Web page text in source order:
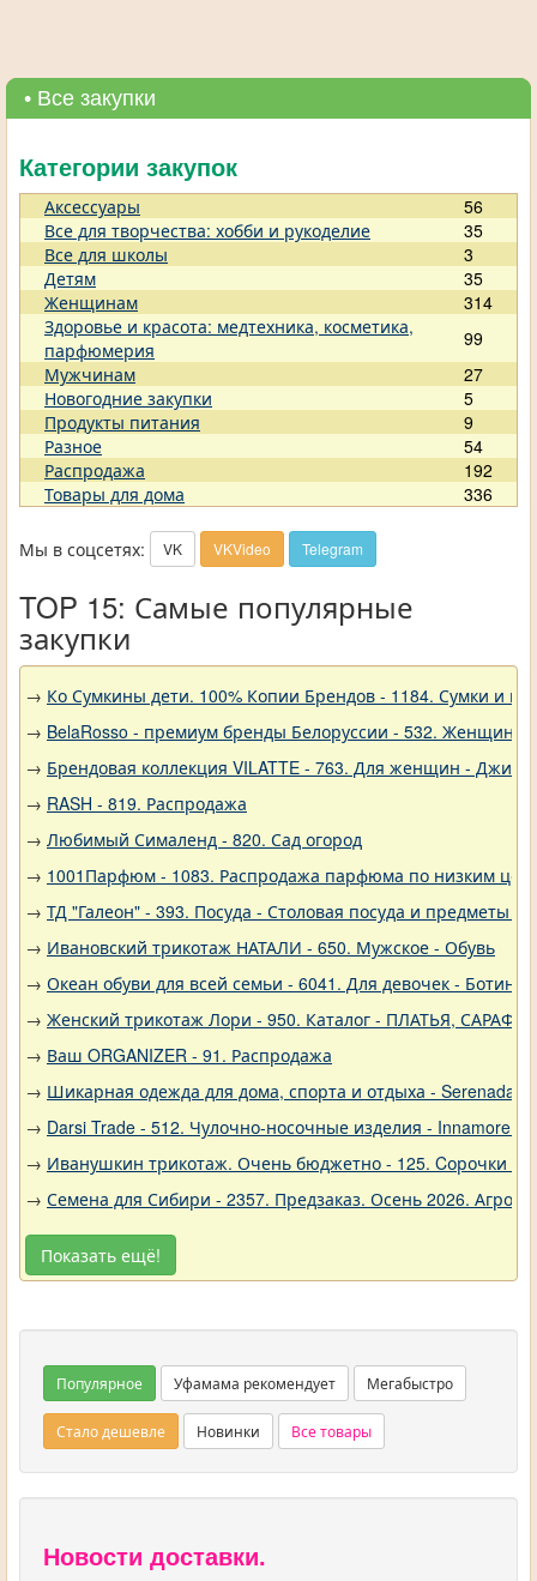
• Все закупки
Категории закупок
Аксессуары
56
Все для творчества: хобби и рукоделие
35
Все для школы
3
Детям
35
Женщинам
314
Здоровье и красота: медтехника, косметика,
парфюмерия
99
Мужчинам
27
Новогодние закупки
5
Продукты питания
9
Разное
54
Распродажа
192
Товары для дома
336
Мы в соцсетях: VK VKVideo Telegram
TOP 15: Самые популярные
закупки
→ Ко Сумкины дети. 100% Копии Брендов - 1184. Сумки и
→ BelaRosso - премиум бренды Белоруссии - 532.
→ Брендовая коллекция VILATTE - 763. Для женщин -
→ RASH - 819. Распродажа
→ Любимый Сималенд - 820. Сад огород
→ 1001Парфюм - 1083. Распродажа парфюма по низким
→ ТД "Галеон" - 393. Посуда - Столовая посуда и предметы
→ Ивановский трикотаж НАТАЛИ - 650. Мужское - Обувь
→ Океан обуви для всей семьи - 6041. Для девочек - Ботинки
→ Женский трикотаж Лори - 950. Каталог - ПЛАТЬЯ,
→ Ваш ORGANIZER - 91. Распродажа
→ Шикарная одежда для дома, спорта и отдыха - Serenada
→ Darsi Trade - 512. Чулочно-носочные изделия - Innamore
→ Иванушкин трикотаж. Очень бюджетно - 125. Cорочки
→ Семена для Сибири - 2357. Предзаказ. Осень 2026.
Показать ещё!
Популярное Уфамама рекомендует Мегабыстро
Стало дешевле Новинки Все товары
Новости доставки.